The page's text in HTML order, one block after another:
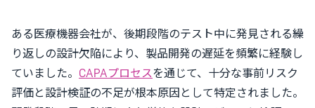
ある医療機器会社が、後期段階のテスト中に発見される繰
り返しの設計欠陥により、製品開発の遅延を頻繁に経験し
ていました。 CAPAプロセスを通じて、十分な事前リスク
評価と設計検証の不足が根本原因として特定されました。